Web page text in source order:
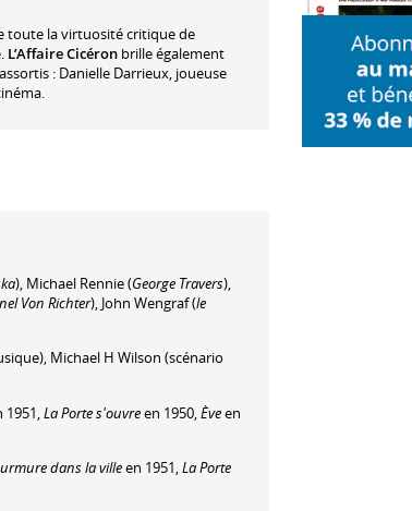
toute la virtuosité critique de
L’Affaire Cicéron brille également
: Danielle Darrieux, joueuse
), Michael Rennie(George Travers),
Von Richter), John Wengraf(le
, Michael H Wilson (scénario
1951,La Porte s'ouvreen 1950,Èveen
dans la villeen 1951,La Porte